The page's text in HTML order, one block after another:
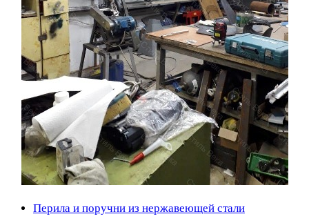
Перила и поручни из нержавеющей стали